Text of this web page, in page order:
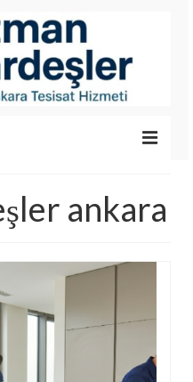
ankara